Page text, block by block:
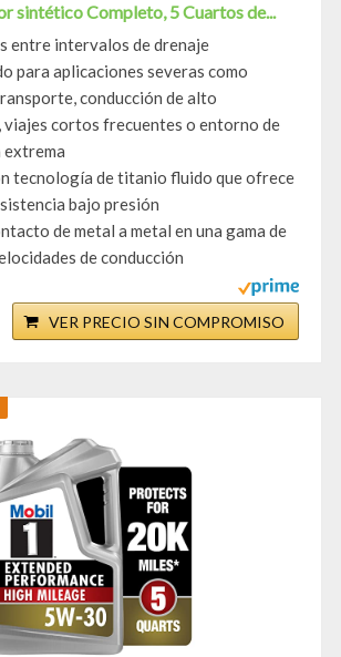
sintético Completo, 5 Cuartos de...
entre intervalos de drenaje
para aplicaciones severas como
conducción de alto
viajes cortos frecuentes o entorno de
tecnología de titanio fluido que ofrece
bajo presión
de metal a metal en una gama de
de conducción
VER PRECIO SIN COMPROMISO